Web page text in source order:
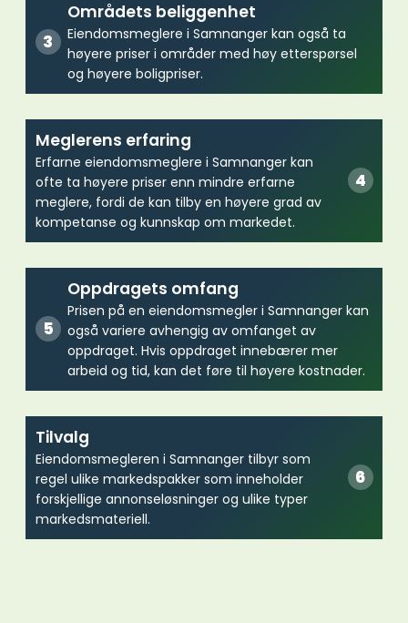
Områdets beliggenhet
Eiendomsmeglere i Samnanger kan også ta
høyere priser i områder med høy etterspørsel
og høyere boligpriser.
Meglerens erfaring
Erfarne eiendomsmeglere i Samnanger kan
ofte ta høyere priser enn mindre erfarne
meglere, fordi de kan tilby en høyere grad av
kompetanse og kunnskap om markedet.
Oppdragets omfang
Prisen på en eiendomsmegler i Samnanger kan
også variere avhengig av omfanget av
oppdraget. Hvis oppdraget innebærer mer
arbeid og tid, kan det føre til høyere kostnader.
Tilvalg
Eiendomsmegleren i Samnanger tilbyr som
regel ulike markedspakker som inneholder
forskjellige annonseløsninger og ulike typer
markedsmateriell.